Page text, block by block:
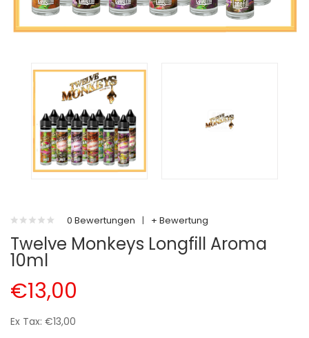
0 Bewertungen | + Bewertung
Twelve Monkeys Longfill Aroma
10ml
€13,00
Ex Tax: €13,00